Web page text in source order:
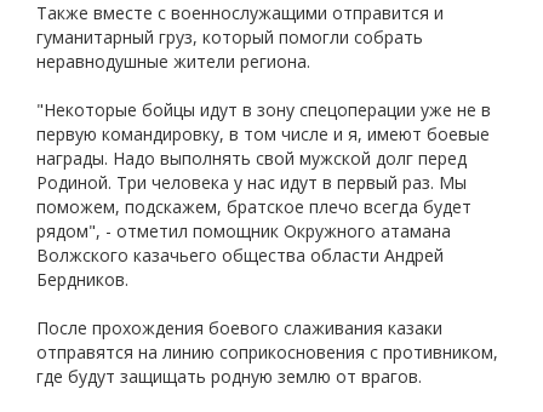
Также вместе с военнослужащими отправится и
гуманитарный груз, который помогли собрать
неравнодушные жители региона.
"Некоторые бойцы идут в зону спецоперации уже не в
первую командировку, в том числе и я, имеют боевые
награды. Надо выполнять свой мужской долг перед
Родиной. Три человека у нас идут в первый раз. Мы
поможем, подскажем, братское плечо всегда будет
рядом", - отметил помощник Окружного атамана
Волжского казачьего общества области Андрей
Бердников.
После прохождения боевого слаживания казаки
отправятся на линию соприкосновения с противником,
где будут защищать родную землю от врагов.